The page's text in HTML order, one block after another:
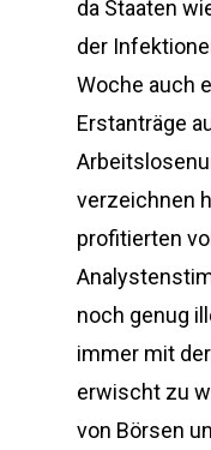
da Staaten
der
Woche auch
Erstanträge
verzeichnen
profitierten
noch genug
immer mit
erwischt zu
von Börsen